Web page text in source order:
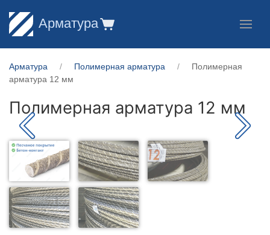
Арматура
Арматура Полимерная арматура
Полимерная
арматура 12 мм
Полимерная арматура 12 мм